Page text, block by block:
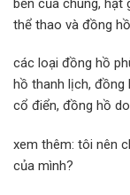
bền của chúng, hạt
thể thao và đồng
các loại đồng hồ
hồ thanh lịch,
cổ điển, đồng hồ
xem thêm: tôi nên
của mình?